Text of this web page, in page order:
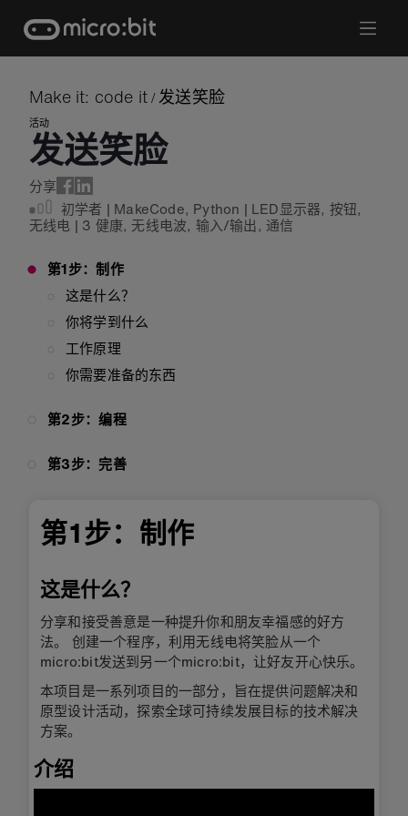
content
Make it: code it / 发送笑脸
活动
发送笑脸
分享
初学者 | MakeCode, Python | LED显示器, 按钮,
无线电 | 3 健康, 无线电波, 输入/输出,通信
第1步：制作
这是什么？
你将学到什么
工作原理
你需要准备的东西
第2步：编程
第3步：完善
第1步：制作
这是什么？
分享和接受善意是一种提升你和朋友幸福感的好方
法。 创建一个程序，利用无线电将笑脸从一个
micro:bit发送到另一个micro:bit，让好友开心快乐。
本项目是一系列项目的一部分，旨在提供问题解决和
原型设计活动，探索全球可持续发展目标的技术解决
方案。
介绍